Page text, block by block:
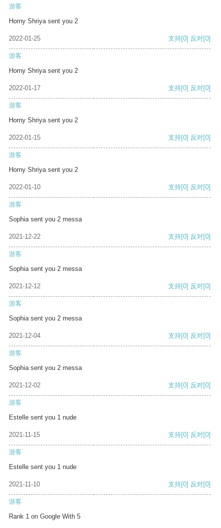
游客
Horny Shriya sent you 2
2022-01-25 支持[0] 反对[0]
游客
Horny Shriya sent you 2
2022-01-17 支持[0] 反对[0]
游客
Horny Shriya sent you 2
2022-01-15 支持[0] 反对[0]
游客
Horny Shriya sent you 2
2022-01-10 支持[0] 反对[0]
游客
Sophia sent you 2 messa
2021-12-22 支持[0] 反对[0]
游客
Sophia sent you 2 messa
2021-12-12 支持[0] 反对[0]
游客
Sophia sent you 2 messa
2021-12-04 支持[0] 反对[0]
游客
Sophia sent you 2 messa
2021-12-02 支持[0] 反对[0]
游客
Estelle sent you 1 nude
2021-11-15 支持[0] 反对[0]
游客
Estelle sent you 1 nude
2021-11-10 支持[0] 反对[0]
游客
Rank 1 on Google With 5